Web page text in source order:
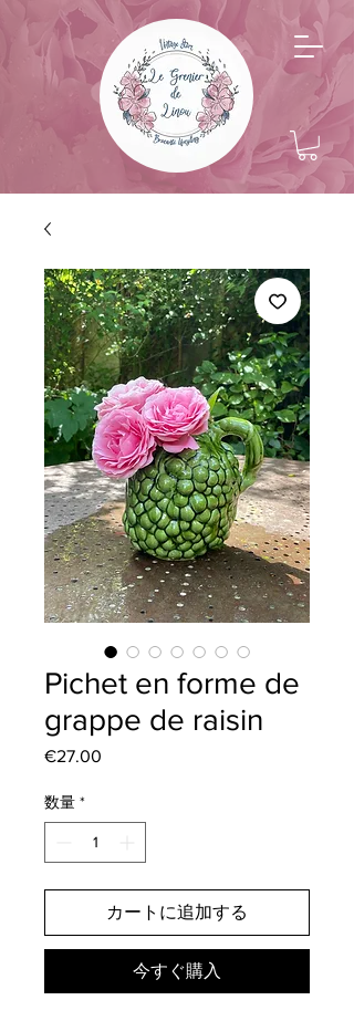
Pichet en forme de
grappe de raisin
€27.00
数量 *
カートに追加する
今すぐ購入